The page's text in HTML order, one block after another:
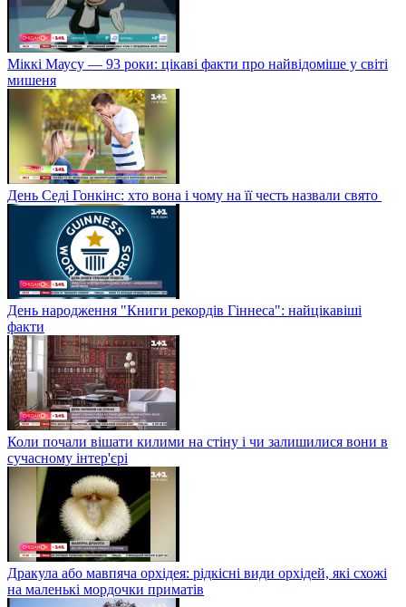
Міккі Маусу — 93 роки: цікаві факти про найвідоміше у світі
мишеня
День Седі Гонкінс: хто вона і чому на її честь назвали свято
День народження "Книги рекордів Гіннеса": найцікавіші
факти
Коли почали вішати килими на стіну і чи залишилися вони в
сучасному інтер'єрі
Дракула або мавпяча орхідея: рідкісні види орхідей, які схожі
на маленькі мордочки приматів